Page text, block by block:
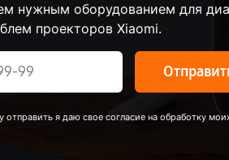
нужным оборудованием для
проекторов Xiaomi.
отправить я даю свое согласие на обработку